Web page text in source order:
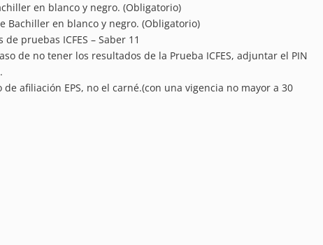
en blanco y negro. (Obligatorio)
Bachiller en blanco y negro. (Obligatorio)
de pruebas ICFES – Saber 11
de no tener los resultados de la Prueba ICFES, adjuntar el PIN
de afiliación EPS, no el carné.(con una vigencia no mayor a 30